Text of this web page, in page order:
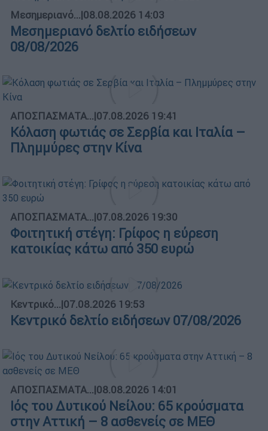
Μεσημεριανό...|08.08.2026 14:03
Μεσημεριανό δελτίο ειδήσεων
08/08/2026
ΑΠΟΣΠΑΣΜΑΤΑ...|07.08.2026 19:41
Κόλαση φωτιάς σε Σερβία και Ιταλία –
Πλημμύρες στην Κίνα
ΑΠΟΣΠΑΣΜΑΤΑ...|07.08.2026 19:30
Φοιτητική στέγη: Γρίφος η εύρεση
κατοικίας κάτω από 350 ευρώ
Κεντρικό...|07.08.2026 19:53
Κεντρικό δελτίο ειδήσεων 07/08/2026
ΑΠΟΣΠΑΣΜΑΤΑ...|08.08.2026 14:01
Ιός του Δυτικού Νείλου: 65 κρούσματα
στην Αττική – 8 ασθενείς σε ΜΕΘ